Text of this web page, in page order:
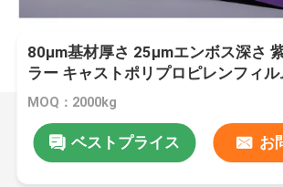
80μm基材厚さ 25μmエンボス深さ
ラー キャストポリプロピレンフィ
キング用
MOQ：2000kg
ベストプライス お